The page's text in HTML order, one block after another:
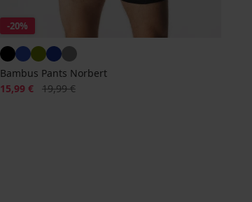
-20%
Bambus Pants Norbert
Rabatt
15,99 € Alter Preis
19,99 €